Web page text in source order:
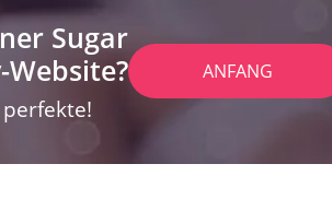
Sugar
Website?
ANFANG